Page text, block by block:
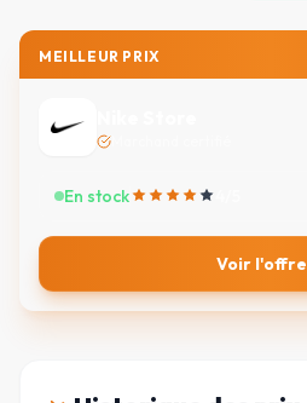
MEILLEUR PRIX
En stock
Voir l'offre